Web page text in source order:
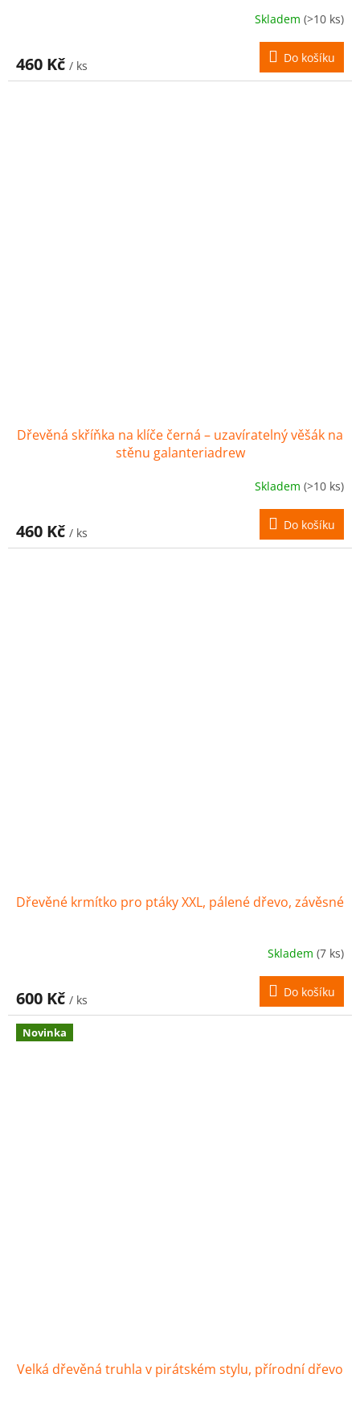
Skladem (>10 ks)
460 Kč / ks
Do košíku
Dřevěná skříňka na klíče černá – uzavíratelný věšák na
stěnu galanteriadrew
Skladem (>10 ks)
460 Kč / ks
Do košíku
Dřevěné krmítko pro ptáky XXL, pálené dřevo, závěsné
Skladem (7 ks)
600 Kč / ks
Do košíku
Novinka
Velká dřevěná truhla v pirátském stylu, přírodní dřevo